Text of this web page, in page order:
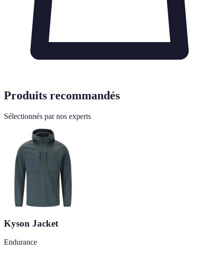
Produits recommandés
Sélectionnés par nos experts
Kyson Jacket
Endurance